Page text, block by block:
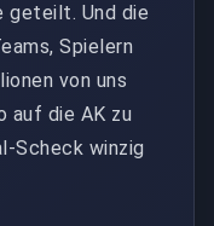
geteilt. Und die
Spielern
von uns
auf die AK zu
Scheck winzig